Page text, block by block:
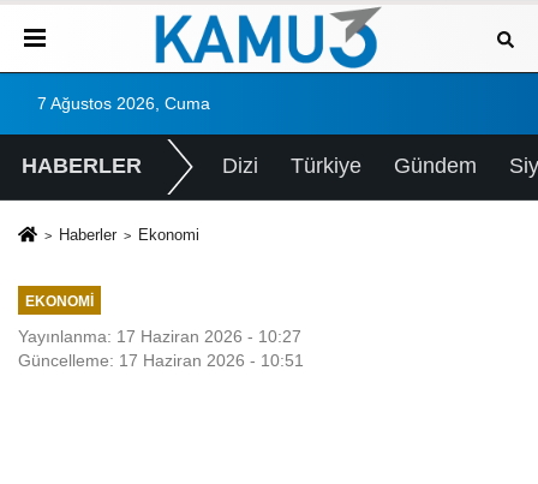
7 Ağustos 2026, Cuma
HABERLER Dizi Türkiye Gündem
Haberler Ekonomi
EKONOMI
Yayınlanma: 17 Haziran 2026 - 10:27
Güncelleme: 17 Haziran 2026 - 10:51